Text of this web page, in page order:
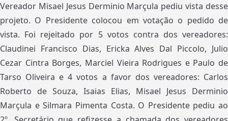
Vereador Misael Jesus Derminio Marçula pediu vista desse
projeto. O Presidente colocou em votação o pedido de
vista. Foi rejeitado por 5 votos contra dos vereadores:
Claudinei Francisco Dias, Ericka Alves Dal Piccolo, Julio
Cezar Cintra Borges, Marciel Vieira Rodrigues e Paulo de
Tarso Oliveira e 4 votos a favor dos vereadores: Carlos
Roberto de Souza, Isaias Elias, Misael Jesus Derminio
Marçula e Silmara Pimenta Costa. O Presidente pediu ao